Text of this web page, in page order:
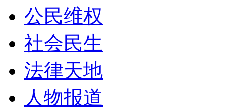
公民维权
社会民生
法律天地
人物报道